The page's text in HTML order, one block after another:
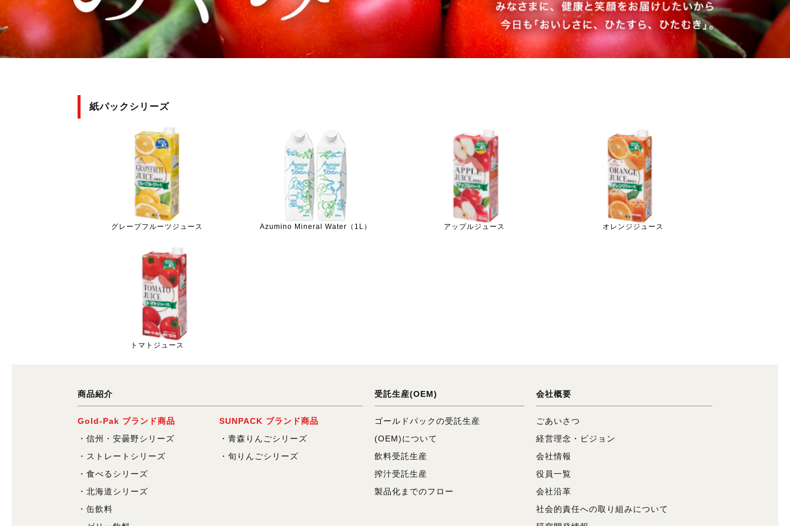
紙パックシリーズ
グレープフルーツジュース Azumino Mineral Water（1L） アップルジュース オレンジジュース
トマトジュース
商品紹介
Gold-Pak ブランド商品
信州・安曇野シリーズ
ストレートシリーズ
食べるシリーズ
北海道シリーズ
缶飲料
SUNPACK ブランド商品
青森りんごシリーズ
旬りんごシリーズ
受託生産(OEM)
ゴールドパックの受託生産
(OEM)について
飲料受託生産
搾汁受託生産
製品化までのフロー
会社概要
ごあいさつ
経営理念・ビジョン
会社情報
役員一覧
会社沿革
社会的責任への取り組みについて